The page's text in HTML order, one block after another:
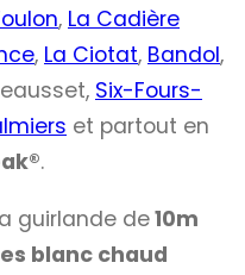
, La Cadière
, La Ciotat, Bandol,
Six-Fours-
et partout en
.
guirlande de10m
blanc chaud